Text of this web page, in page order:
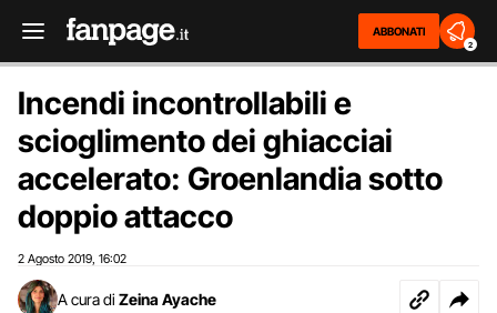
ABBONATI
2
Incendi incontrollabili e
scioglimento dei ghiacciai
accelerato: Groenlandia sotto
doppio attacco
2 Agosto 2019 16:02
A cura di Zeina Ayache